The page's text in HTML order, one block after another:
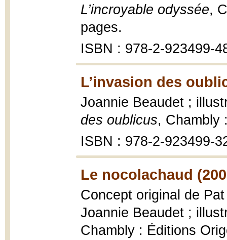
L’incroyable odyssée,
pages.
ISBN : 978-2-923499-
L’invasion des
Joannie Beaudet ;
des oublicus, Chambly
ISBN : 978-2-923499-
Le nocolachaud
Concept original de
Joannie Beaudet ;
Chambly : Éditions